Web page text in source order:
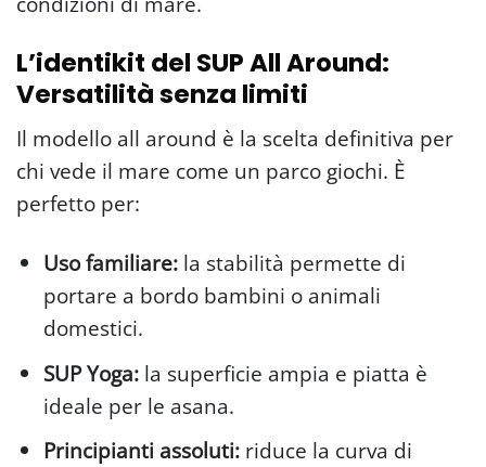
L’identikit del SUP All Around:
Versatilità senza limiti
Il modello all around è la scelta definitiva per
chi vede il mare come un parco giochi. È
perfetto per:
Uso familiare:la stabilità permette di
portare a bordo bambini o animali
domestici.
SUP Yoga:la superficie ampia e piatta è
ideale per le asana.
Principianti assoluti:riduce la curva di